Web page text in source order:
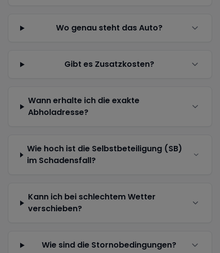
Wo genau steht das Auto?
Gibt es Zusatzkosten?
Wann erhalte ich die exakte
Abholadresse?
Wie hoch ist die Selbstbeteiligung (SB)
im Schadensfall?
Kann ich bei schlechtem Wetter
verschieben?
Wie sind die Stornobedingungen?